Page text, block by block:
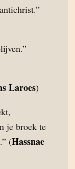
Laroes)
je broek te
(Hassnae